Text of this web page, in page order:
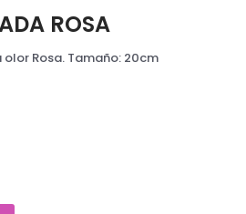
ROSA
Rosa. Tamaño: 20cm